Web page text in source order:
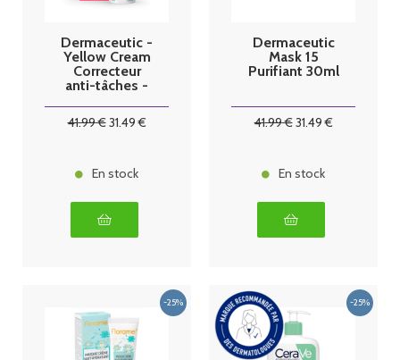
Dermaceutic -
Yellow Cream
Correcteur
anti-tâches -
41.99€31.49€
En stock
Dermaceutic
Mask 15
Purifiant 30ml
41.99€31.49€
En stock